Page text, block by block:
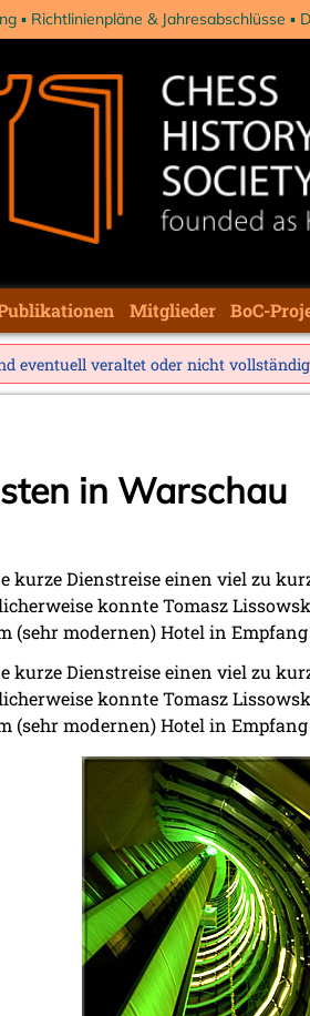
Richtlinienpläne & Jahresabschlüsse
Mitglieder BoC-
eventuell veraltet oder nicht
in Warschau
kurze Dienstreise einen viel zu
konnte Tomasz
(sehr modernen) Hotel in
kurze Dienstreise einen viel zu
konnte Tomasz
(sehr modernen) Hotel in